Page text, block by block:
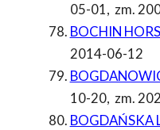
05-01, zm.
BOCHIN
2014-06-12
10-20, zm.
BOGDAŃSKA